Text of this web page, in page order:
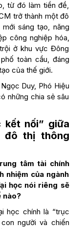
từ đó làm tiền đề,
trở thành một đô
sáng tạo, năng
công nghiệp hóa,
ở khu vực Đông
toàn cầu, đáng
của thế giới.
Duy, Phó Hiệu
những chia sẻ sâu
kết nối” giữa
đô thị thông
tâm tài chính
nhiệm của ngành
học nói riêng sẽ
nào?
học chính là “trục
người và chiến